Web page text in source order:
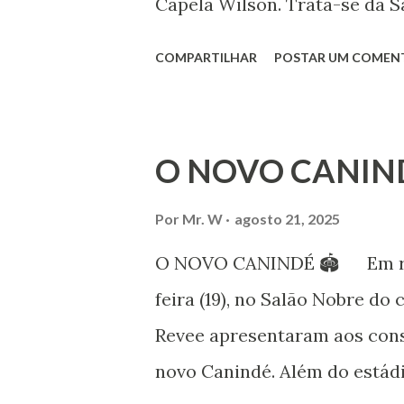
Iniciou seus estudos em
em 1999, no estilo
estudos neste estilo além de
danças folclóricas do
Bailarina profissional e
estudo e pesquisa de danças
árabes e indianas. Iniciou
COMPARTILHAR POSTAR UM
O NOVO
Por Mr. W agosto 21, 2025
O NOVO CANINDÉ 🏟 Em
feira (19), no Salão Nobre do
Revee apresentaram aos
novo Canindé. Além do